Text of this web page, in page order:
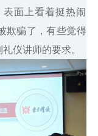
面上看着挺热闹
欺骗了，有些觉得
仪讲师的要求。